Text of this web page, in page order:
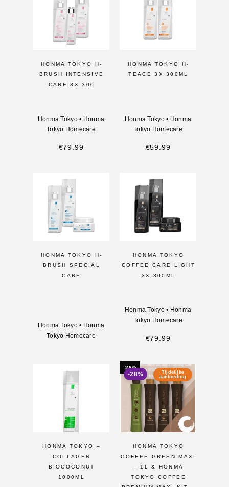
HONMA TOKYO H-
BRUSH INTENSIVE
CARE 3X 300
Honma Tokyo• Honma
Tokyo Homecare
€79.99
HONMA TOKYO H-
TEACE 3X 300ML
Honma Tokyo• Honma
Tokyo Homecare
€59.99
HONMA TOKYO H-
BRUSH SPECIAL
CARE
Honma Tokyo• Honma
Tokyo Homecare
HONMA TOKYO
COFFEE CARE LIGHT
3X 300ML
Honma Tokyo• Honma
Tokyo Homecare
€79.99
HONMA TOKYO –
COLLAGEN
BIOCOCONUT
1000ML
-28%
Tijdelijke
aanbieding
-28%
HONMA TOKYO
COFFEE GREEN MAXI
– 1L & HONMA
TOKYO COFFEE